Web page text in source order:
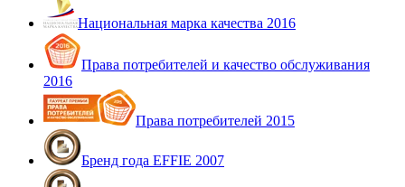
Национальная марка качества 2016
Права потребителей и качество обслуживания
2016
Права потребителей 2015
Бренд года EFFIE 2007